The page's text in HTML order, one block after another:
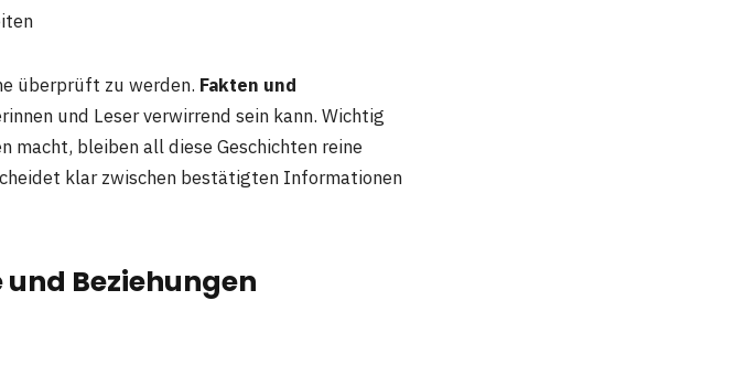
überprüft zu werden. Fakten und
und Leser verwirrend sein kann. Wichtig
macht, bleiben all diese Geschichten reine
klar zwischen bestätigten Informationen
und Beziehungen